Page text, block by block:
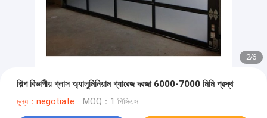
2/6
শিল্প বিভাগীয় গ্লাস অ্যালুমিনিয়াম গ্যারেজ দরজা 6000-7000 মিমি প্রস্থ
মূল্য：negotiate MOQ：1 পিসিএস